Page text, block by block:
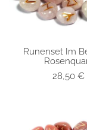
Runenset Im
28,50 €